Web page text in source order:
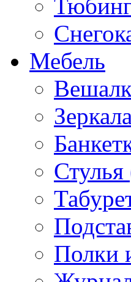
Мебель
Стулья
Полки